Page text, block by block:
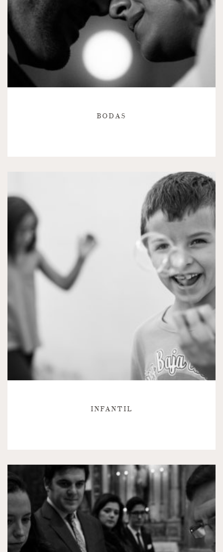
BODAS
INFANTIL